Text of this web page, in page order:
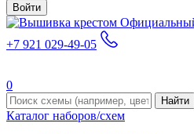
Войти
+7 921 029-49-05
0
Найти
Каталог наборов/схем